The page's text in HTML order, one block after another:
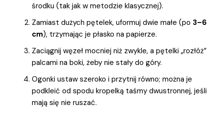
środku (tak jak w metodzie klasycznej).
Zamiast dużych pętelek, uformuj dwie małe (po 3–6
cm), trzymając je płasko na papierze.
Zaciągnij węzeł mocniej niż zwykle, a pętelki „rozłóż”
palcami na boki, żeby nie stały do góry.
Ogonki ustaw szeroko i przytnij równo; można je
podkleić od spodu kropelką taśmy dwustronnej, jeśli
mają się nie ruszać.